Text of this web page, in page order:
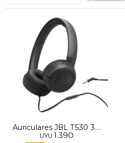
Auriculares JBL T530 3.5
negros
UYU 1.390